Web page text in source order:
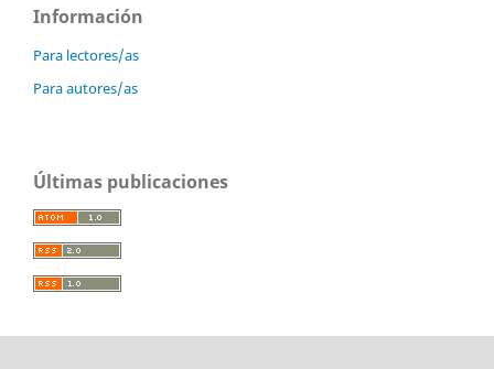
Información
Para lectores/as
Para autores/as
Últimas publicaciones